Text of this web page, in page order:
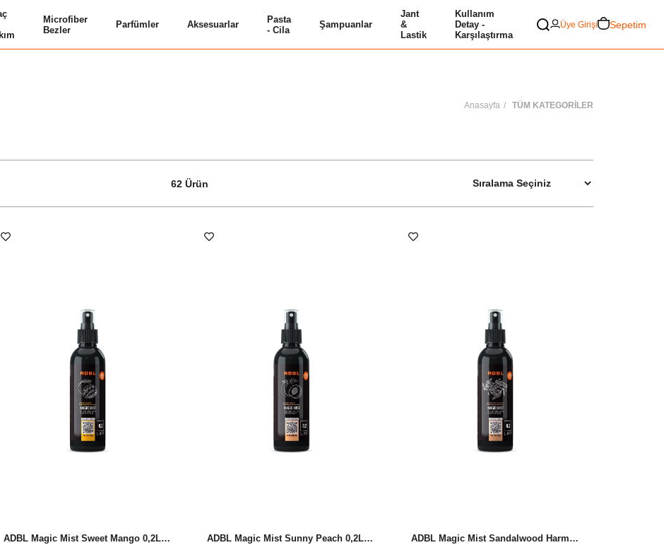
Microfiber
Bezler
Parfümler Aksesuarlar
Pasta
- Cila
Şampuanlar
Jant
&
Lastik
Kullanım
Detay -
Karşılaştırma
Üye Girişi Sepetim
Anasayfa TÜM KATEGORİLER
62 Ürün
ADBL Magic Mist Sweet Mango 0,2L Tatlı Mango Oto Kokusu
ADBL Magic Mist Sunny Peach 0,2L Şeftali Oto Kokusu
ADBL Magic Mist Sandalwood Harmony 0,2L Sandal Ağacı Oto kokusu